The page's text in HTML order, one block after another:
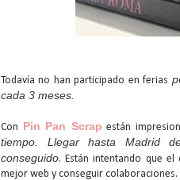
Todavía no han participado en ferias
cada 3 meses.
Con Pin Pan Scrap están
tiempo. Llegar hasta Madrid
conseguido. Están intentando que el
mejor web y conseguir colaboraciones.